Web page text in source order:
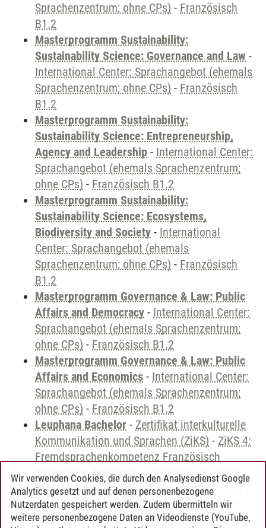
Sprachenzentrum; ohne CPs) - Französisch
B1.2
Masterprogramm Sustainability:
Sustainability Science: Governance and Law -
International Center: Sprachangebot (ehemals
Sprachenzentrum; ohne CPs) - Französisch
B1.2
Masterprogramm Sustainability:
Sustainability Science: Entrepreneurship,
Agency and Leadership - International Center:
Sprachangebot (ehemals Sprachenzentrum;
ohne CPs) - Französisch B1.2
Masterprogramm Sustainability:
Sustainability Science: Ecosystems,
Biodiversity and Society - International
Center: Sprachangebot (ehemals
Sprachenzentrum; ohne CPs) - Französisch
B1.2
Masterprogramm Governance & Law: Public
Affairs and Democracy - International Center:
Sprachangebot (ehemals Sprachenzentrum;
ohne CPs) - Französisch B1.2
Masterprogramm Governance & Law: Public
Affairs and Economics - International Center:
Sprachangebot (ehemals Sprachenzentrum;
ohne CPs) - Französisch B1.2
Leuphana Bachelor - Zertifikat interkulturelle
Kommunikation und Sprachen (ZiKS) - ZiKS 4:
Fremdsprachenkompetenz Französisch
zusätzliche Angebote- International Center:
Sprachangebot (ehemals Sprachenzentrum)
Sprachangebot und Sonderveranstaltungen
Wir verwenden Cookies, die durch den Analysedienst Google
Analytics gesetzt und auf denen personenbezogene
Nutzerdaten gespeichert werden. Zudem übermitteln wir
weitere personenbezogene Daten an Videodienste (YouTube,